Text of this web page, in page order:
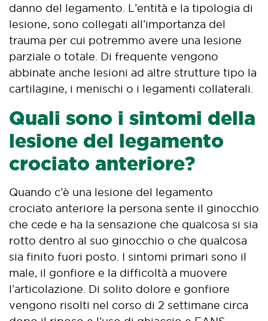
danno del legamento. L’entità e la tipologia di
lesione, sono collegati all’importanza del
trauma per cui potremmo avere una lesione
parziale o totale. Di frequente vengono
abbinate anche lesioni ad altre strutture tipo la
cartilagine, i menischi o i legamenti collaterali.
Quali sono i sintomi della
lesione del legamento
crociato anteriore?
Quando c’è una lesione del legamento
crociato anteriore la persona sente il ginocchio
che cede e ha la sensazione che qualcosa si sia
rotto dentro al suo ginocchio o che qualcosa
sia finito fuori posto. I sintomi primari sono il
male, il gonfiore e la difficoltà a muovere
l’articolazione. Di solito dolore e gonfiore
vengono risolti nel corso di 2 settimane circa